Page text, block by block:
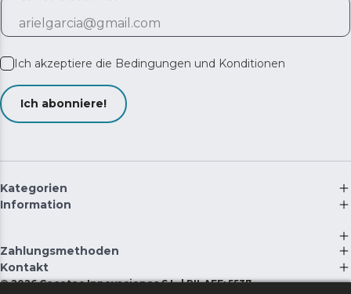
Ich akzeptiere die Bedingungen und Konditionen
Ich abonniere!
Kategorien
Information
Zahlungsmethoden
Kontakt
©2026 Cecotec Innovaciones S.L. | RII-AEE: 5537